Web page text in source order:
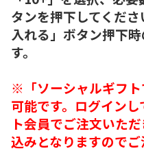
タンを押下してくだ
入れる」ボタン押下
す。
※「ソーシャルギフ
可能です。ログイン
ト会員でご注文いた
込みとなりますのでご